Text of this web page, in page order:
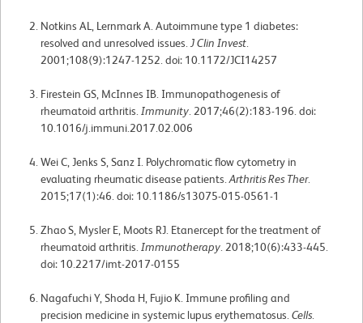
Notkins AL, Lernmark A. Autoimmune type 1 diabetes:
resolved and unresolved issues.J Clin Invest.
2001;108(9):1247-1252. doi: 10.1172/JCI14257
Firestein GS, McInnes IB. Immunopathogenesis of
rheumatoid arthritis.Immunity. 2017;46(2):183-196. doi:
10.1016/j.immuni.2017.02.006
Wei C, Jenks S, Sanz I. Polychromatic flow cytometry in
evaluating rheumatic disease patients.Arthritis Res Ther.
2015;17(1):46. doi: 10.1186/s13075-015-0561-1
Zhao S, Mysler E, Moots RJ. Etanercept for the treatment of
rheumatoid arthritis.Immunotherapy. 2018;10(6):433-445.
doi: 10.2217/imt-2017-0155
Nagafuchi Y, Shoda H, Fujio K. Immune profiling and
precision medicine in systemic lupus erythematosus.Cells.